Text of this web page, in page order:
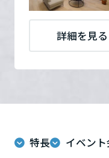
ホームラウンジ 新築・戸
ウエルネス事業
海外事業
詳細を見る
特長 イベン
埼玉県
千葉県